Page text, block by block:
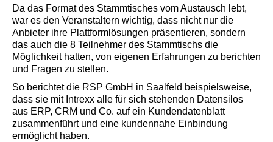
Da das Format des Stammtisches vom Austausch lebt,
war es den Veranstaltern wichtig, dass nicht nur die
Anbieter ihre Plattformlösungen präsentieren, sondern
das auch die 8 Teilnehmer des Stammtischs die
Möglichkeit hatten, von eigenen Erfahrungen zu berichten
und Fragen zu stellen.
So berichtet die RSP GmbH in Saalfeld beispielsweise,
dass sie mit Intrexx alle für sich stehenden Datensilos
aus ERP, CRM und Co. auf ein Kundendatenblatt
zusammenführt und eine kundennahe Einbindung
ermöglicht haben.